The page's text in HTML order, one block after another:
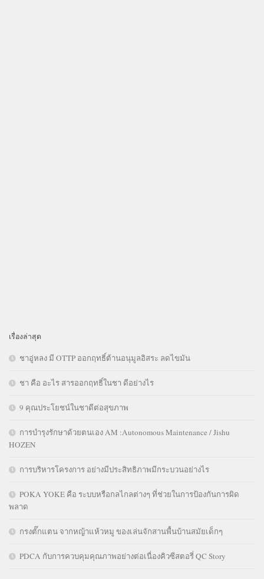
เรื่องล่าสุด
ชาอู่หลง มี OTTP ออกฤทธิ์ต้านอนุมูลอิสระ ลดไขมัน
ชา คือ อะไร สารออกฤทธิ์ในชา ดีอย่างไร
9 คุณประโยชน์ในชาดีต่อสุขภาพ
การบำรุงรักษาด้วยตนเอง AM :Autonomous Maintenance / Jishu
HOZEN
การบริหารโครงการ อย่างมีประสิทธิภาพมีกระบวนอย่างไร
POKA YOKE คือ ระบบหรือกลไกลต่างๆ ที่ช่วยในการป้องกันการผิด
พลาด
กรงตั๊กแตน จากหญ้าแห้วหมู ของเล่นจักสานพื้นบ้านสมัยเด็กๆ
PDCA กับการควบคุมคุณภาพอย่างต่อเนื่องคิวซีสตอรี่ QC Story